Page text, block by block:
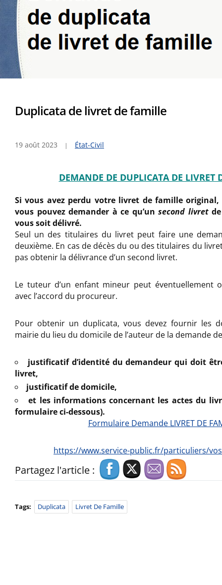
Duplicata de livret de famille
19 août 2023 État-Civil
DEMANDE DE DUPLICATA DE LIVRET
Si vous avez perdu votre livret de famille original,
vous pouvez demander à ce qu’unsecond livretde
vous soit délivré.
Seul un des titulaires du livret peut faire une
deuxième. En cas de décès du ou des titulaires du
pas obtenir la délivrance d’un second livret.
Le tuteur d’un enfant mineur peut éventuellement
avec l’accord du procureur.
Pour obtenir un duplicata, vous devez fournir les
mairie du lieu du domicile de l’auteur de la demande
justificatif d’identité du demandeur qui doit
livret,
justificatif de domicile,
et les informations concernant les actes du
formulaire ci-dessous).
Formulaire Demande LIVRET DE
https://www.service-public.fr/particuliers/
Partagez l'article :
Tags: Duplicata Livret De Famille